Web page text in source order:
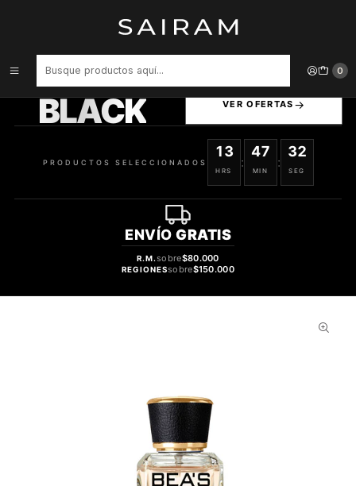
0
Perfume Beas Evil Girl Clon Good Girl Carolina Herrera Mujer Edp
BLACK VER OFERTAS
PRODUCTOS SELECCIONADOS
13
HRS
:
47
MIN
:
31
SEG
ENVÍO GRATIS
R.M.sobre$80.000
REGIONESsobre$150.000